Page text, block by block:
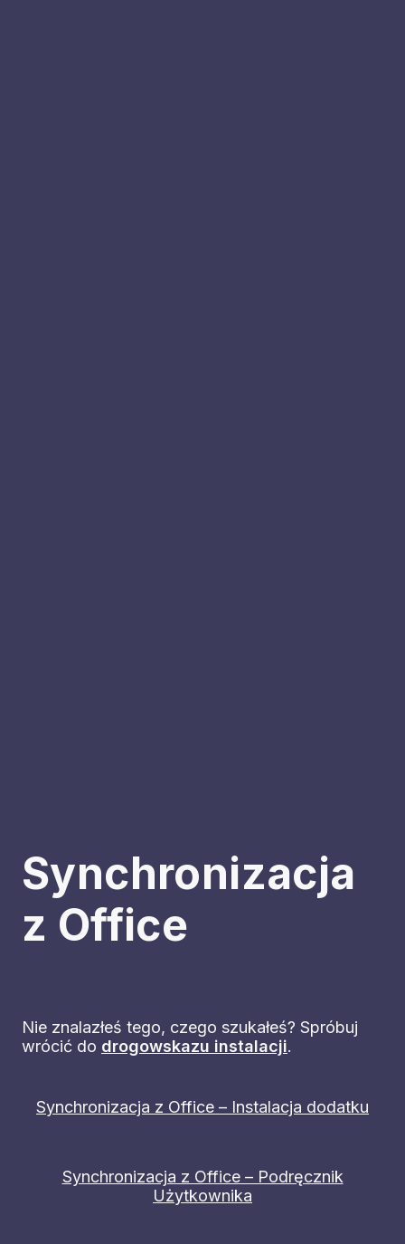
Synchronizacja
z Office
Nie znalazłeś tego, czego szukałeś? Spróbuj
wrócić do drogowskazu instalacji.
Synchronizacja z Office – Instalacja dodatku
Synchronizacja z Office – Podręcznik
Użytkownika